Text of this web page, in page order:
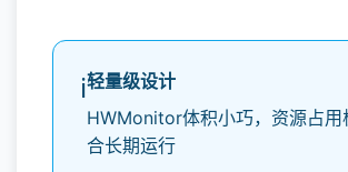
ℹ️轻量级设计
HWMonitor体积小巧，资源占用
合长期运行